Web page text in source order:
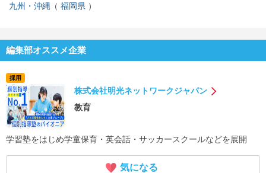
九州・沖縄 福岡県
編集部オススメ企業
採用
株式会社明光ネットワークジャパン
教育
学習塾をはじめ学童保育・英会話・サッカースクールなどを展開
気になる